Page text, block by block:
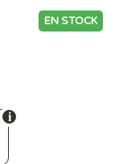
EN STOCK